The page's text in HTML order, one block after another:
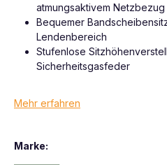
atmungsaktivem Netzbezug
Bequemer
Lendenbereich
Stufenlose
Sicherheitsgasfeder
Mehr erfahren
Marke: